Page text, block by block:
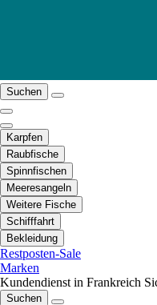
Suchen
Karpfen
Raubfische
Spinnfischen
Meeresangeln
Weitere Fische
Schifffahrt
Bekleidung
Restposten-Sale
Marken
Kundendienst in Frankreich
Suchen